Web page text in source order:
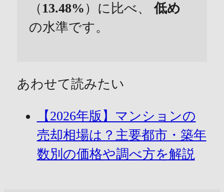
（ 13.48% ）に比べ、
低め
の水準です。
あわせて読みたい
【2026年版】マンションの
売却相場は？主要都市・築年
数別の価格や調べ方を解説